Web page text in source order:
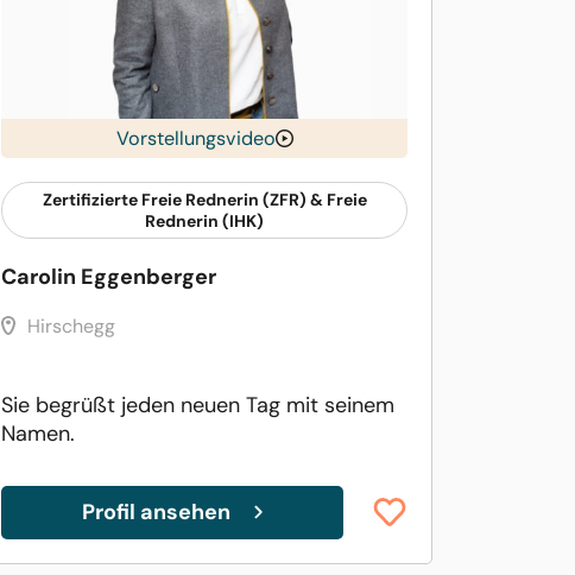
Vorstellungsvideo
Zertifizierte Freie Rednerin (ZFR) & Freie
Rednerin (IHK)
Carolin Eggenberger
Hirschegg
Sie begrüßt jeden neuen Tag mit seinem
Namen.
Profil ansehen